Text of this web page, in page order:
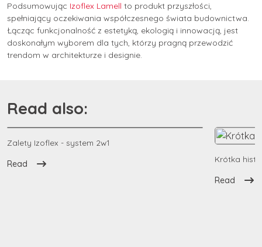
Podsumowując Izoflex Lamell to produkt przyszłości,
spełniający oczekiwania współczesnego świata budownictwa.
Łącząc funkcjonalność z estetyką, ekologią i innowacją, jest
doskonałym wyborem dla tych, którzy pragną przewodzić
trendom w architekturze i designie.
Read also:
Zalety Izoflex - system 2w1
Read Krótka
Read